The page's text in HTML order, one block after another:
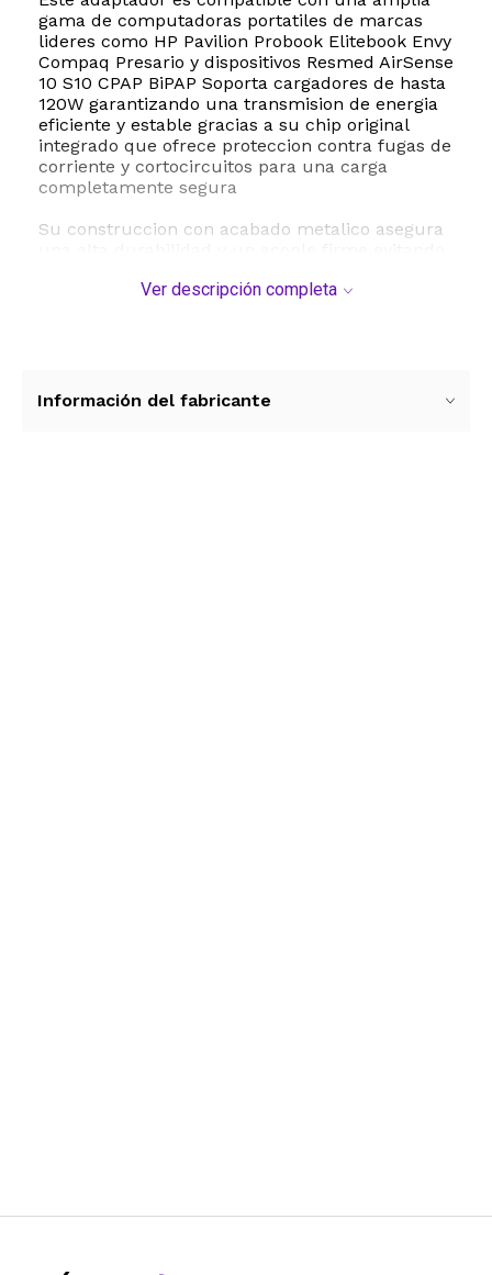
gama de computadoras portatiles de marcas
lideres como HP Pavilion Probook Elitebook Envy
Compaq Presario y dispositivos Resmed AirSense
10 S10 CPAP BiPAP Soporta cargadores de hasta
120W garantizando una transmision de energia
eficiente y estable gracias a su chip original
integrado que ofrece proteccion contra fugas de
corriente y cortocircuitos para una carga
completamente segura
Su construccion con acabado metalico asegura
pasivo indispensable para mantener el orden de
ESTE PRODUCTO VIENE DE USA DENTRO DEL
Ver descripción completa
Información del fabricante